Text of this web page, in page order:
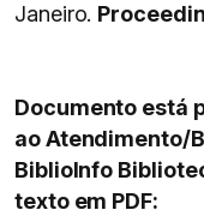
Janeiro.
Documento está
ao Atendimento/
BiblioInfo
texto em PDF: